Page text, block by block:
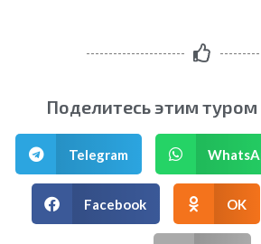
Поделитесь этим
Telegram
Facebook OK